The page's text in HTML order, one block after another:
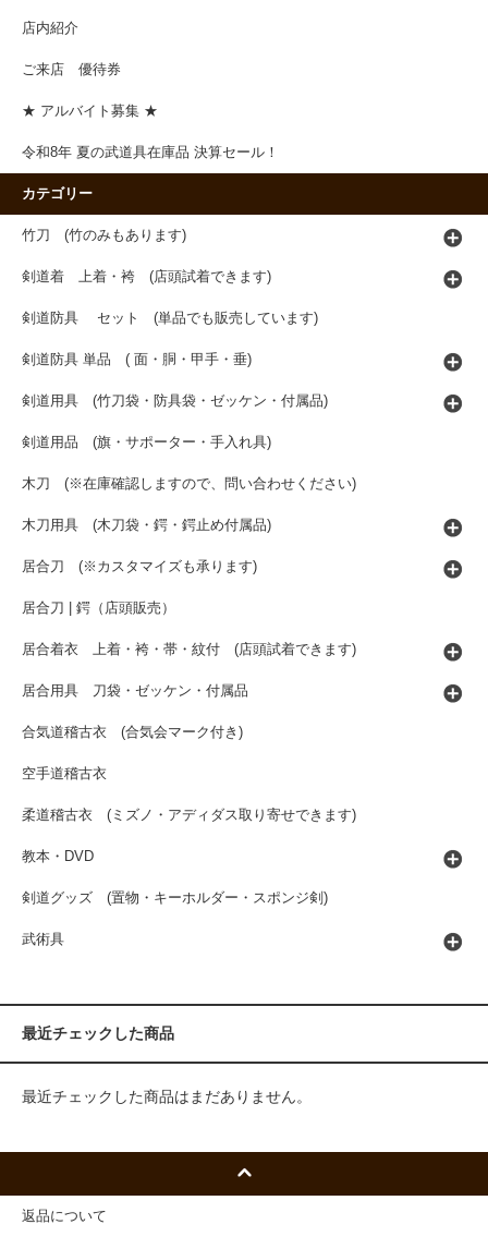
店内紹介
ご来店 優待券
★ アルバイト募集 ★
令和8年 夏の武道具在庫品 決算セール！
カテゴリー
竹刀 (竹のみもあります)
剣道着 上着・袴 (店頭試着できます)
剣道防具 セット (単品でも販売しています)
剣道防具 単品 ( 面・胴・甲手・垂)
剣道用具 (竹刀袋・防具袋・ゼッケン・付属品)
剣道用品 (旗・サポーター・手入れ具)
木刀 (※在庫確認しますので、問い合わせください)
木刀用具 (木刀袋・鍔・鍔止め付属品)
居合刀 (※カスタマイズも承ります)
居合刀 | 鍔（店頭販売）
居合着衣 上着・袴・帯・紋付 (店頭試着できます)
居合用具 刀袋・ゼッケン・付属品
合気道稽古衣 (合気会マーク付き)
空手道稽古衣
柔道稽古衣 (ミズノ・アディダス取り寄せできます)
教本・DVD
剣道グッズ (置物・キーホルダー・スポンジ剣)
武術具
最近チェックした商品
最近チェックした商品はまだありません。
返品について